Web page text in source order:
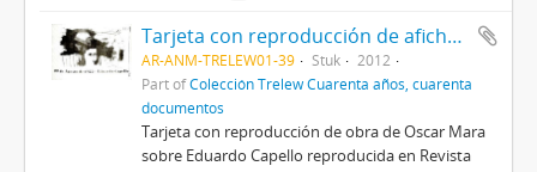
Tarjeta con reproducción de afiche de Oscar Mara
AR-ANM-TRELEW01-39 Stuk
2012
Part ofColección Trelew Cuarenta años, cuarenta
documentos
Tarjeta con reproducción de obra de Oscar Mara
sobre Eduardo Capello reproducida en Revista